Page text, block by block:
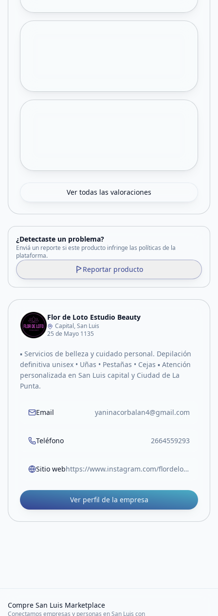
Ver todas las valoraciones
¿Detectaste un problema?
Enviá un reporte si este producto infringe las políticas de la
plataforma.
Reportar producto
Flor de Loto Estudio Beauty
Capital, San Luis
25 de Mayo 1135
▪︎ Servicios de belleza y cuidado personal. Depilación
definitiva unisex • Uñas • Pestañas • Cejas ▪︎ Atención
personalizada en San Luis capital y Ciudad de La
Punta.
Email yaninacorbalan4@gmail.com
Teléfono 2664559293
Sitio web https://www.instagram.com/flordeloto_sl?igsh=YmpwaXltemp1YTJp
Ver perfil de la empresa
Compre San Luis Marketplace
Conectamos empresas y personas en San Luis con